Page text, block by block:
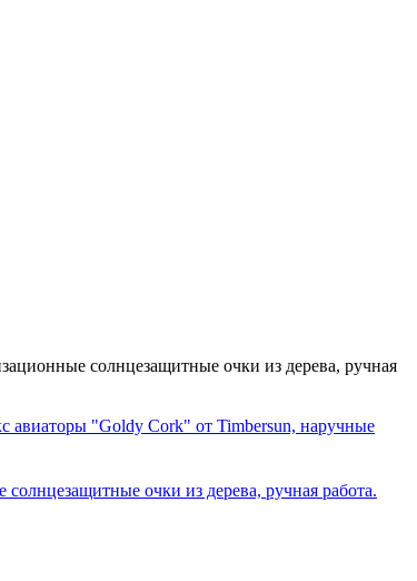
солнцезащитные очки из дерева, ручная
"Goldy Cork" от Timbersun, наручные
очки из дерева, ручная работа.